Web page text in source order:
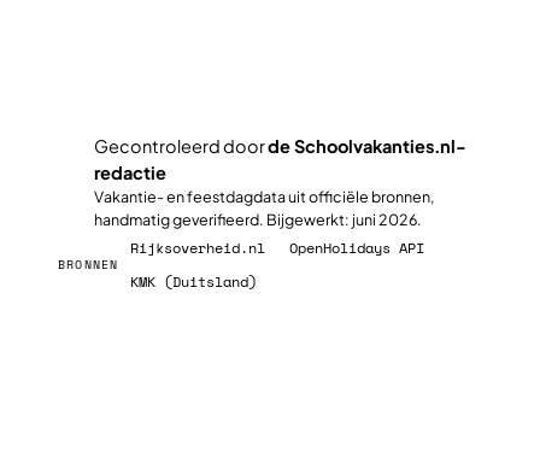
Gecontroleerd doorde Schoolvakanties.nl-
redactie
Vakantie- en feestdagdata uit officiële bronnen,
handmatig geverifieerd. Bijgewerkt: juni 2026.
BRONNEN
Rijksoverheid.nl
OpenHolidays API
KMK (Duitsland)